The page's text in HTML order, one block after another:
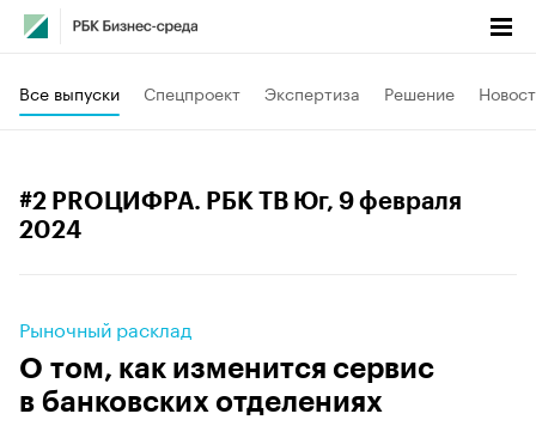
Все выпуски Спецпроект Экспертиза Решение
#2 PROЦИФРА. РБК ТВ Юг, 9 февраля
2024
Рыночный расклад
О том, как изменится сервис
в банковских отделениях